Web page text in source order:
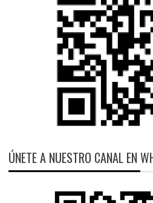
ÚNETE A NUESTRO CANAL EN